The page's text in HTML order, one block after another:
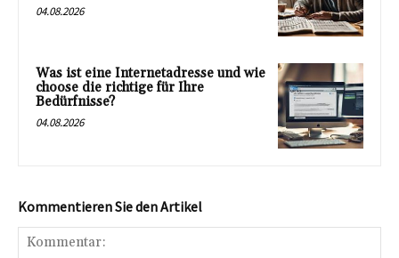
04.08.2026
Was ist eine Internetadresse und wie
choose die richtige für Ihre
Bedürfnisse?
04.08.2026
Kommentieren Sie den Artikel